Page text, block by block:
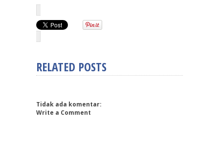
RELATED POSTS
Tidak ada komentar:
Write a Comment